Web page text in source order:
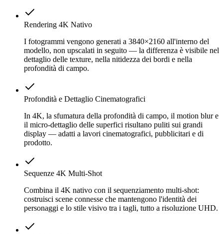
Rendering 4K Nativo
I fotogrammi vengono generati a 3840×2160 all'interno del
modello, non upscalati in seguito — la differenza è visibile nel
dettaglio delle texture, nella nitidezza dei bordi e nella
profondità di campo.
Profondità e Dettaglio Cinematografici
In 4K, la sfumatura della profondità di campo, il motion blur e
il micro-dettaglio delle superfici risultano puliti sui grandi
display — adatti a lavori cinematografici, pubblicitari e di
prodotto.
Sequenze 4K Multi-Shot
Combina il 4K nativo con il sequenziamento multi-shot:
costruisci scene connesse che mantengono l'identità dei
personaggi e lo stile visivo tra i tagli, tutto a risoluzione UHD.